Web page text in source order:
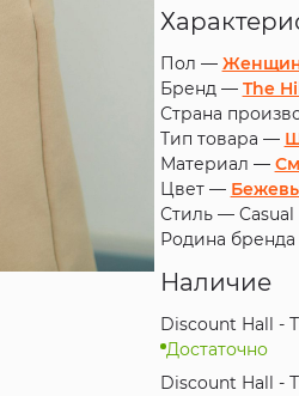
Пол —
Бренд — The
Страна
Тип товара —
Материал —
Цвет —
Стиль — Casual
Родина
Наличие
Discount Hall -
Достаточно
Discount Hall -